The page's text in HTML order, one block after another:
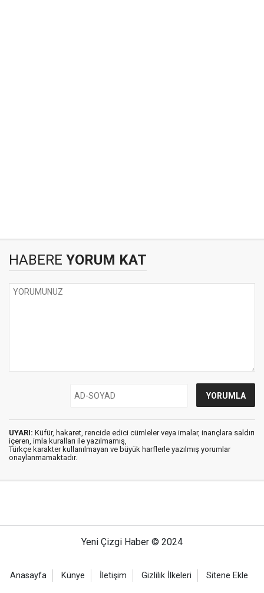
HABERE YORUM KAT
UYARI: Küfür, hakaret, rencide edici cümleler veya imalar, inançlara saldırı
içeren, imla kuralları ile yazılmamış,
Türkçe karakter kullanılmayan ve büyük harflerle yazılmış yorumlar
onaylanmamaktadır.
Yeni Çizgi Haber © 2024
Anasayfa Künye İletişim Gizlilik İlkeleri Sitene Ekle